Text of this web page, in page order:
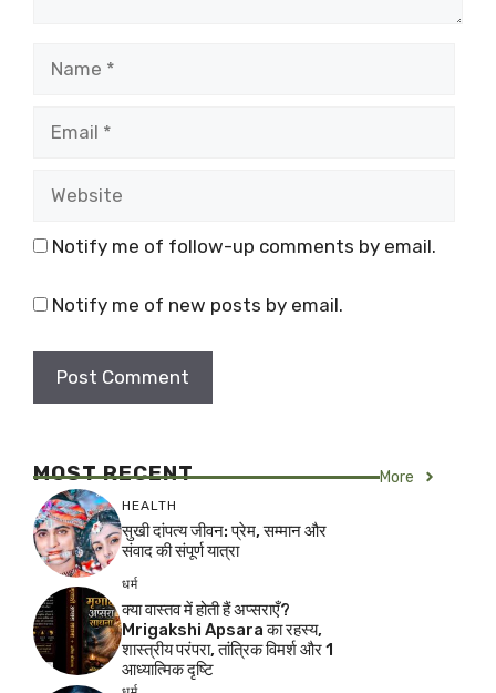
Notify me of follow-up comments by email.
Notify me of new posts by email.
MOST RECENT More
HEALTH
सुखी दांपत्य जीवन: प्रेम, सम्मान और
संवाद की संपूर्ण यात्रा
धर्म
क्या वास्तव में होती हैं अप्सराएँ?
Mrigakshi Apsara का रहस्य,
शास्त्रीय परंपरा, तांत्रिक विमर्श और 1
आध्यात्मिक दृष्टि